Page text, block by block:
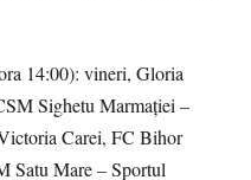
14:00): vineri, Gloria
Sighetu Marmației –
Carei, FC Bihor
Satu Mare – Sportul